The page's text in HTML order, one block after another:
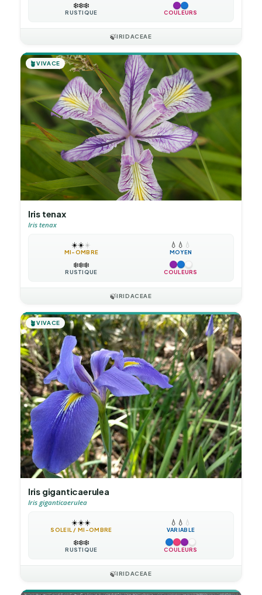
❄️❄️❄️
RUSTIQUE COULEURS
🍃IRIDACEAE
🪴VIVACE
Iris tenax
Iris tenax
☀️☀️☀️
MI-OMBRE
💧 💧 💧
MOYEN
❄️❄️❄️
RUSTIQUE COULEURS
🍃IRIDACEAE
🪴VIVACE
Iris giganticaerulea
Iris giganticaerulea
☀️☀️☀️
SOLEIL / MI-OMBRE
💧 💧 💧
VARIABLE
❄️❄️❄️
RUSTIQUE COULEURS
🍃IRIDACEAE